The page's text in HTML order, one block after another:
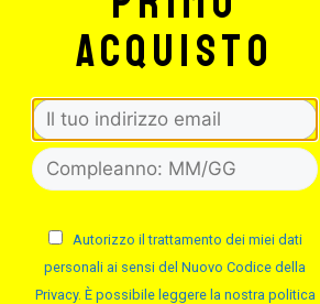
FLACONI PORTA
acquisto
Autorizzo il trattamento dei miei dati
personali ai sensi del Nuovo Codice della
Privacy. È possibile leggere la nostra politica